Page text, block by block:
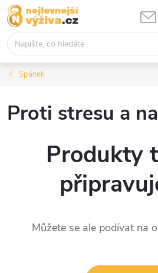
Přejít
na
obsah
Spánek
Proti stresu a
Produkty
Můžete se ale podívat na